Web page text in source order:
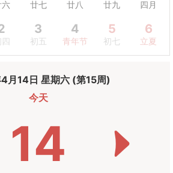
六 廿七 廿八 廿九 四月
3
初五
4
青年节
5
初七
6
立夏
月14日 星期六 (第15周)
今天
14